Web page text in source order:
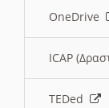
OneDrive
ICAP
TEDed